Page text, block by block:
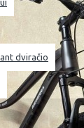
dviračio